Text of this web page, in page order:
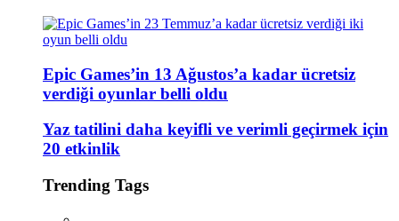
Epic Games’in 13 Ağustos’a kadar ücretsiz
verdiği oyunlar belli oldu
Yaz tatilini daha keyifli ve verimli geçirmek için
20 etkinlik
Trending Tags